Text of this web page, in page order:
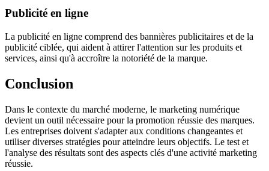
Publicité en ligne
La publicité en ligne comprend des bannières publicitaires et de la
publicité ciblée, qui aident à attirer l'attention sur les produits et
services, ainsi qu'à accroître la notoriété de la marque.
Conclusion
Dans le contexte du marché moderne, le marketing numérique
devient un outil nécessaire pour la promotion réussie des marques.
Les entreprises doivent s'adapter aux conditions changeantes et
utiliser diverses stratégies pour atteindre leurs objectifs. Le test et
l'analyse des résultats sont des aspects clés d'une activité marketing
réussie.